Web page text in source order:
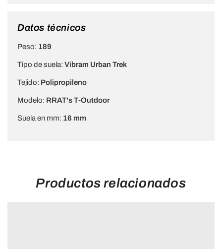
Datos técnicos
Peso: 189
Tipo de suela: Vibram Urban Trek
Tejido: Polipropileno
Modelo: RRAT's T-Outdoor
Suela en mm: 16 mm
Productos relacionados